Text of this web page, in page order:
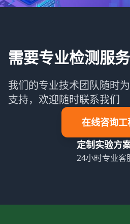
需要专业检测服务
我们的专业技术团队随时
支持，欢迎随时联系我们
在线咨询工
定制实验方
24小时专业客